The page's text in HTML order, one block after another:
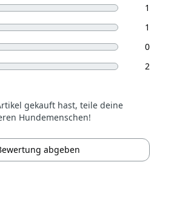
1
1
0
2
gekauft hast, teile deine
Hundemenschen!
abgeben